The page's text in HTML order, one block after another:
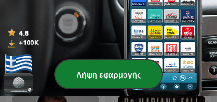
قرآن كريم مجود بصوت الشيخ
عبد الباسط عبد الصمد صدقة
Ευαγγελική Εκκλησία
Αμαρουσίου
Διεθνή podcasts Θρησκεία και
πνευματικότηταΛήψη εφαρμογής